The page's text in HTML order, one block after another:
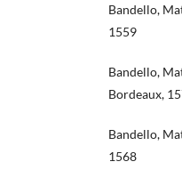
Bandello,
1559
Bandello,
Bordeaux,
Bandello,
1568